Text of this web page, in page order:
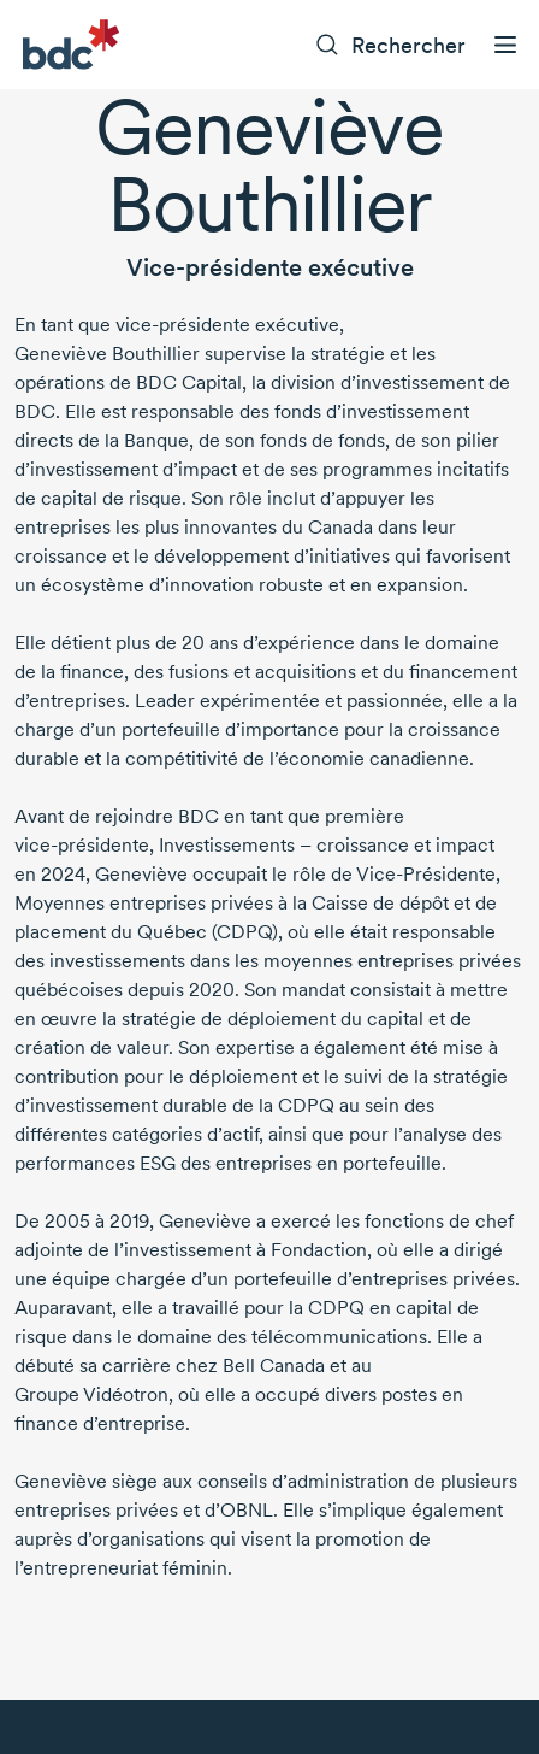
Rechercher
Geneviève
Bouthillier
Vice-présidente exécutive
En tant que vice-présidente exécutive,
Geneviève Bouthillier supervise la stratégie et les
opérations de BDC Capital, la division d’investissement de
BDC. Elle est responsable des fonds d’investissement
directs de la Banque, de son fonds de fonds, de son pilier
d’investissement d’impact et de ses programmes incitatifs
de capital de risque. Son rôle inclut d’appuyer les
entreprises les plus innovantes du Canada dans leur
croissance et le développement d’initiatives qui favorisent
un écosystème d’innovation robuste et en expansion.
Elle détient plus de 20 ans d’expérience dans le domaine
de la finance, des fusions et acquisitions et du financement
d’entreprises. Leader expérimentée et passionnée, elle a la
charge d’un portefeuille d’importance pour la croissance
durable et la compétitivité de l’économie canadienne.
Avant de rejoindre BDC en tant que première
vice-présidente, Investissements – croissance et impact
en 2024, Geneviève occupait le rôle de Vice-Présidente,
Moyennes entreprises privées à la Caisse de dépôt et de
placement du Québec (CDPQ), où elle était responsable
des investissements dans les moyennes entreprises privées
québécoises depuis 2020. Son mandat consistait à mettre
en œuvre la stratégie de déploiement du capital et de
création de valeur. Son expertise a également été mise à
contribution pour le déploiement et le suivi de la stratégie
d’investissement durable de la CDPQ au sein des
différentes catégories d’actif, ainsi que pour l’analyse des
performances ESG des entreprises en portefeuille.
De 2005 à 2019, Geneviève a exercé les fonctions de chef
adjointe de l’investissement à Fondaction, où elle a dirigé
une équipe chargée d’un portefeuille d’entreprises privées.
Auparavant, elle a travaillé pour la CDPQ en capital de
risque dans le domaine des télécommunications. Elle a
débuté sa carrière chez Bell Canada et au
Groupe Vidéotron, où elle a occupé divers postes en
finance d’entreprise.
Geneviève siège aux conseils d’administration de plusieurs
entreprises privées et d’OBNL. Elle s’implique également
auprès d’organisations qui visent la promotion de
l’entrepreneuriat féminin.